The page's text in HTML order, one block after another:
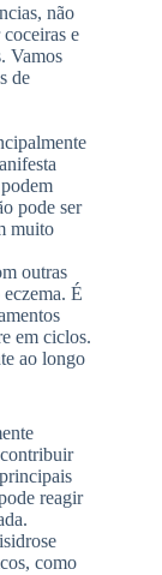
não
e
Vamos
de
pode ser
muito
outras
É
em ciclos.
ao longo
reagir
como